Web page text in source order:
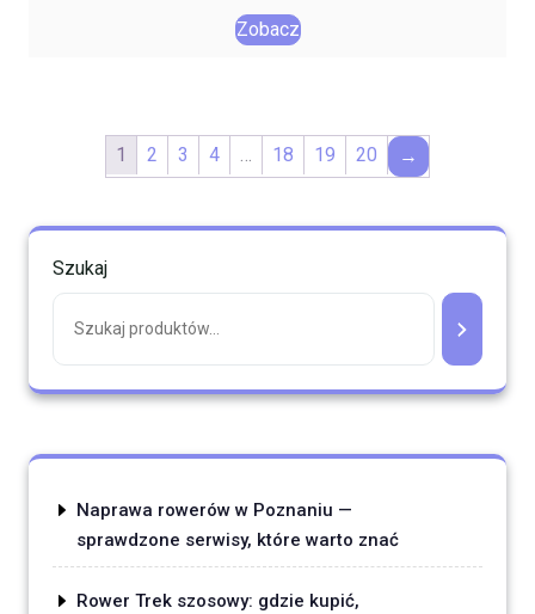
Zobacz
1 2 3 4 … 18 19 20 →
Szukaj
Naprawa rowerów w Poznaniu —
sprawdzone serwisy, które warto znać
Rower Trek szosowy: gdzie kupić,